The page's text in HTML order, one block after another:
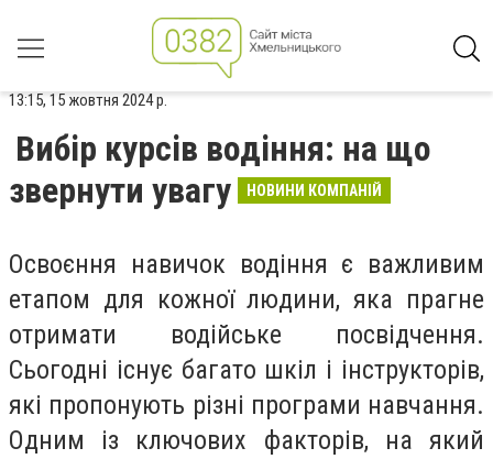
13:15, 15 жовтня 2024 р.
Вибір курсів водіння: на що
звернути увагу
НОВИНИ КОМПАНІЙ
Освоєння навичок водіння є важливим
етапом для кожної людини, яка прагне
отримати водійське посвідчення.
Сьогодні існує багато шкіл і інструкторів,
які пропонують різні програми навчання.
Одним із ключових факторів, на який